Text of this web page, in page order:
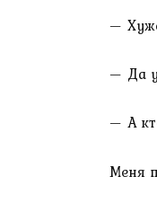
—
— Да у
— А
Меня